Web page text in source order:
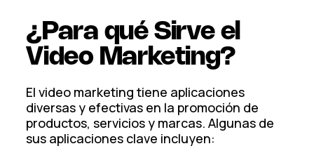
¿Para qué Sirve el
Video Marketing?
El video marketing tiene aplicaciones
diversas y efectivas en la promoción de
productos, servicios y marcas. Algunas de
sus aplicaciones clave incluyen: